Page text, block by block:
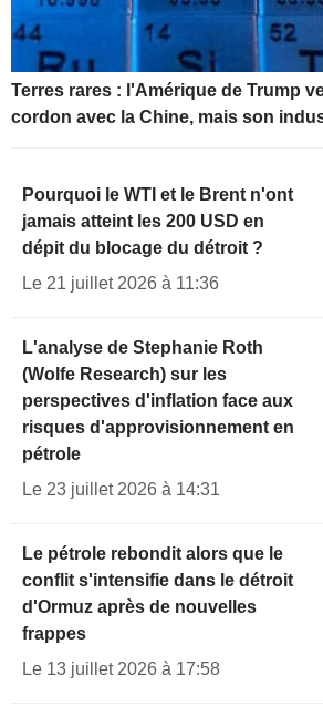
Terres rares : l'Amérique de Trump
cordon avec la Chine, mais son
Pourquoi le WTI et le Brent n'ont
jamais atteint les 200 USD en
dépit du blocage du détroit ?
Le 21 juillet 2026 à 11:36
L'analyse de Stephanie Roth
(Wolfe Research) sur les
perspectives d'inflation face aux
risques d'approvisionnement en
pétrole
Le 23 juillet 2026 à 14:31
Le pétrole rebondit alors que le
conflit s'intensifie dans le détroit
d'Ormuz après de nouvelles
frappes
Le 13 juillet 2026 à 17:58